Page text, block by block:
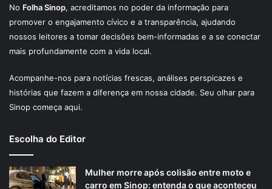
No Folha Sinop, acreditamos no poder da informação para
promover o engajamento cívico e a transparência, ajudando
nossos leitores a tomar decisões bem-informadas e a se conectar
mais profundamente com a vida local.
Acompanhe-nos para notícias frescas, análises perspicazes e
histórias que fazem a diferença em nossa cidade. Seu olhar para
Sinop começa aqui.
Escolha do Editor
Mulher morre após colisão entre moto e
carro em Sinop: entenda o que aconteceu